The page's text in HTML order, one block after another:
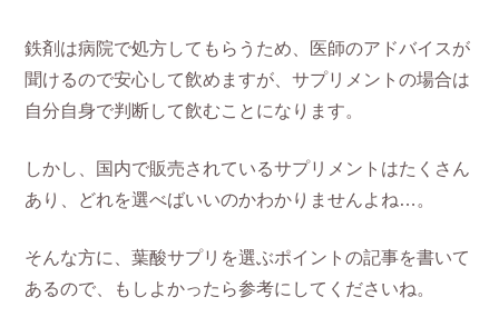
鉄剤は病院で処方してもらうため、医師のアドバイスが
聞けるので安心して飲めますが、サプリメントの場合は
自分自身で判断して飲むことになります。
しかし、国内で販売されているサプリメントはたくさん
あり、どれを選べばいいのかわかりませんよね…。
そんな方に、葉酸サプリを選ぶポイントの記事を書いて
あるので、もしよかったら参考にしてくださいね。